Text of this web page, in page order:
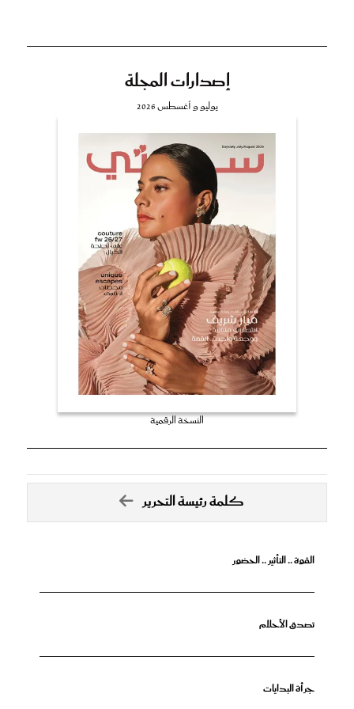
إصدارات المجلة
يوليو و أغسطس 2026
النسخة الرقمية
كلمة رئيسة التحرير
القوة .. التأثير .. الحضور
تصدق الأحلام
جرأة البدايات